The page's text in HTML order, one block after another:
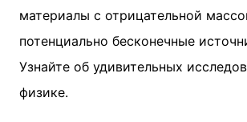
материалы с отрицательной
потенциально бесконечные
Узнайте об удивительных
физике.